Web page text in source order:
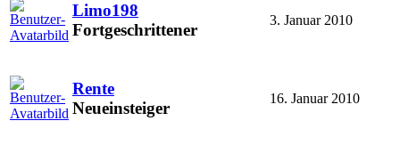
Limo198
Fortgeschrittener
3. Januar 2010
Rente
Neueinsteiger
16. Januar 2010